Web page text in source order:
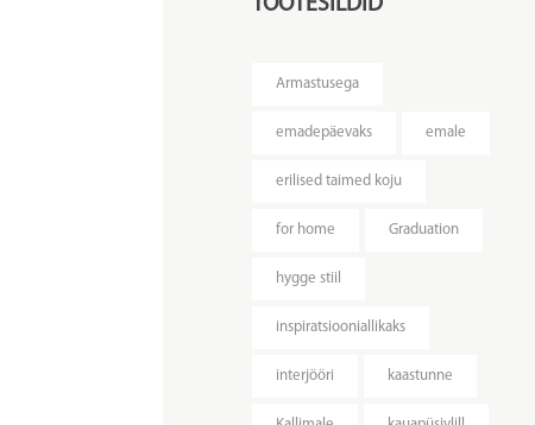
TOOTESILDID
Armastusega
emadepäevaks emale
erilised taimed koju
for home Graduation
hygge stiil
inspiratsiooniallikaks
interjööri kaastunne